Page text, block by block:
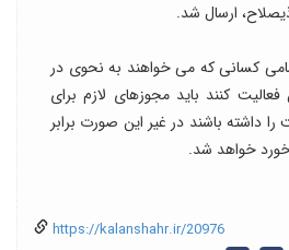
ارسال شد.
کسانی که می خواهند به نحوی در
کنند باید مجوزهای لازم برای
داشته باشند در غیر این صورت برابر
خواهد شد.
https://kalanshahr.ir/20976